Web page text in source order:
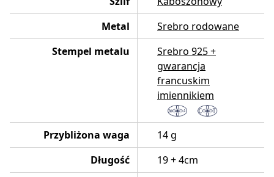
Metal
Srebro rodowane
Stempel metalu
Srebro 925 +
gwarancja
francuskim
imiennikiem
Przybliżona waga
14 g
Długość
19 + 4cm